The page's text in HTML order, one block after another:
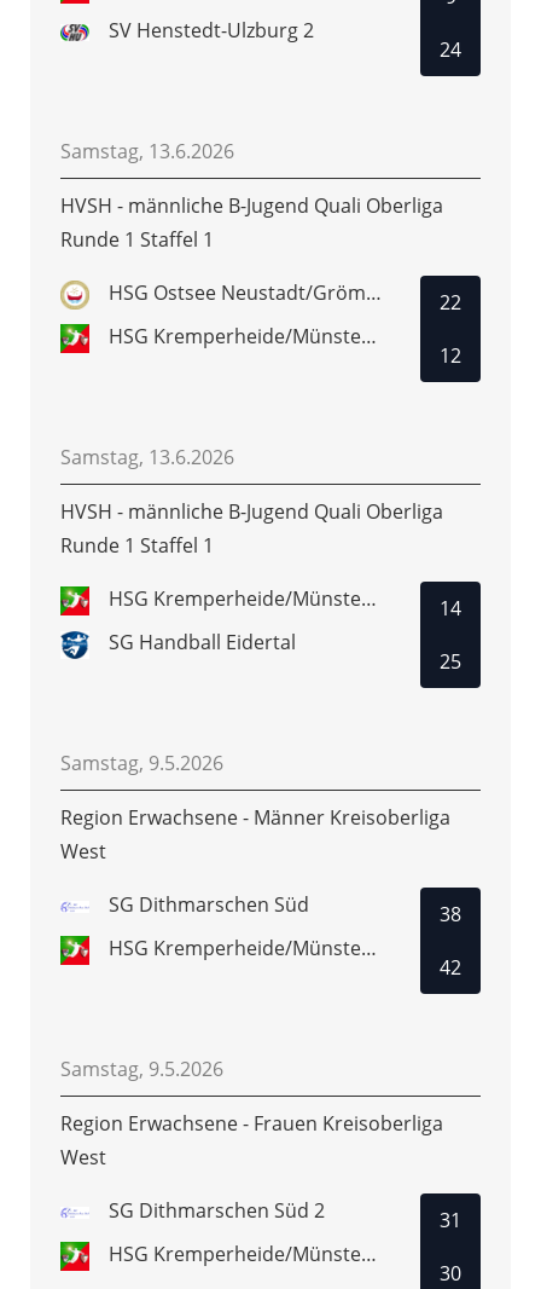
SV Henstedt-Ulzburg 2
24
Samstag, 13.6.2026
HVSH - männliche B-Jugend Quali Oberliga
Runde 1 Staffel 1
HSG Ostsee Neustadt/Grömitz
HSG Kremperheide/Münsterdorf
22
12
Samstag, 13.6.2026
HVSH - männliche B-Jugend Quali Oberliga
Runde 1 Staffel 1
HSG Kremperheide/Münsterdorf
SG Handball Eidertal
14
25
Samstag, 9.5.2026
Region Erwachsene - Männer Kreisoberliga
West
SG Dithmarschen Süd
HSG Kremperheide/Münsterdorf 2
38
42
Samstag, 9.5.2026
Region Erwachsene - Frauen Kreisoberliga
West
SG Dithmarschen Süd 2
HSG Kremperheide/Münsterdorf 2
31
30